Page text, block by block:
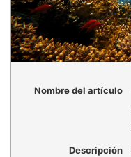
Nombre del artículo
Descripción